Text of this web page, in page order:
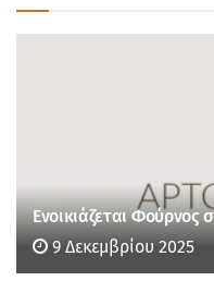
Ενοικιάζεται Φούρνος
9 Δεκεμβρίου 2025